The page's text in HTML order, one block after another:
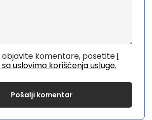
objavite komentare, posetitei
uslovima korišćenja usluge.